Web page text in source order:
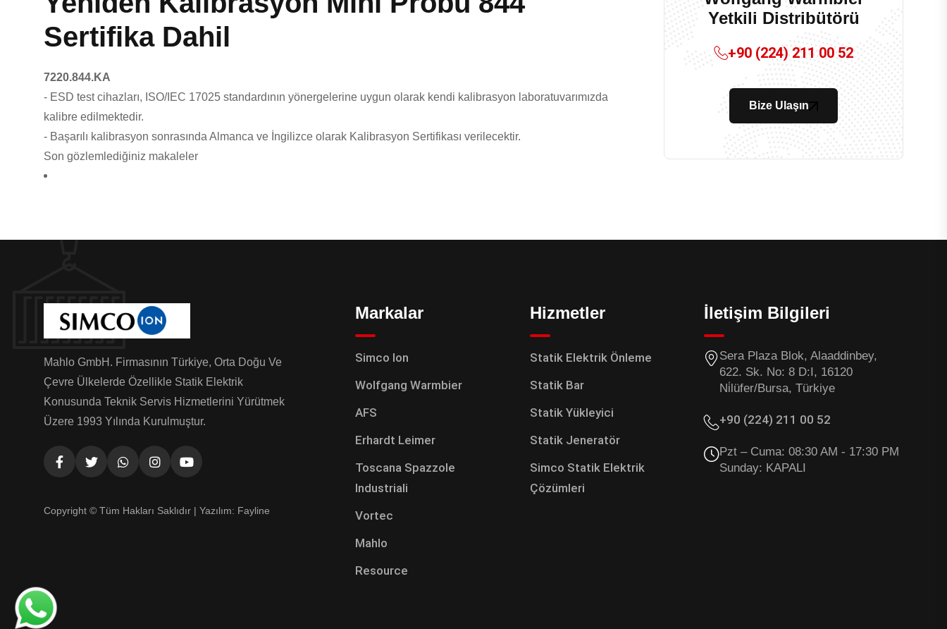
Sertifika Dahil
7220.844.KA
- ESD test cihazları, ISO/IEC 17025 standardının yönergelerine uygun olarak kendi kalibrasyon laboratuvarımızda
kalibre edilmektedir.
- Başarılı kalibrasyon sonrasında Almanca ve İngilizce olarak Kalibrasyon Sertifikası verilecektir.
Son gözlemlediğiniz makaleler
Yetkili Distribütörü
+90 (224) 211 00 52
Bize Ulaşın
Mahlo GmbH. Firmasının Türkiye, Orta Doğu Ve
Çevre Ülkelerde Özellikle Statik Elektrik
Konusunda Teknik Servis Hizmetlerini Yürütmek
Üzere 1993 Yılında Kurulmuştur.
Copyright © Tüm Hakları Saklıdır | Yazılım: Fayline
Markalar
Simco Ion
Wolfgang Warmbier
AFS
Erhardt Leimer
Toscana Spazzole
Industriali
Vortec
Mahlo
Resource
Hizmetler
Statik Elektrik Önleme
Statik Bar
Statik Yükleyici
Statik Jeneratör
Simco Statik Elektrik
Çözümleri
İletişim Bilgileri
Sera Plaza Blok, Alaaddinbey,
622. Sk. No: 8 D:I, 16120
Ni̇lüfer/Bursa, Türkiye
+90 (224) 211 00 52
Pzt – Cuma: 08:30 AM - 17:30 PM
Sunday: KAPALI